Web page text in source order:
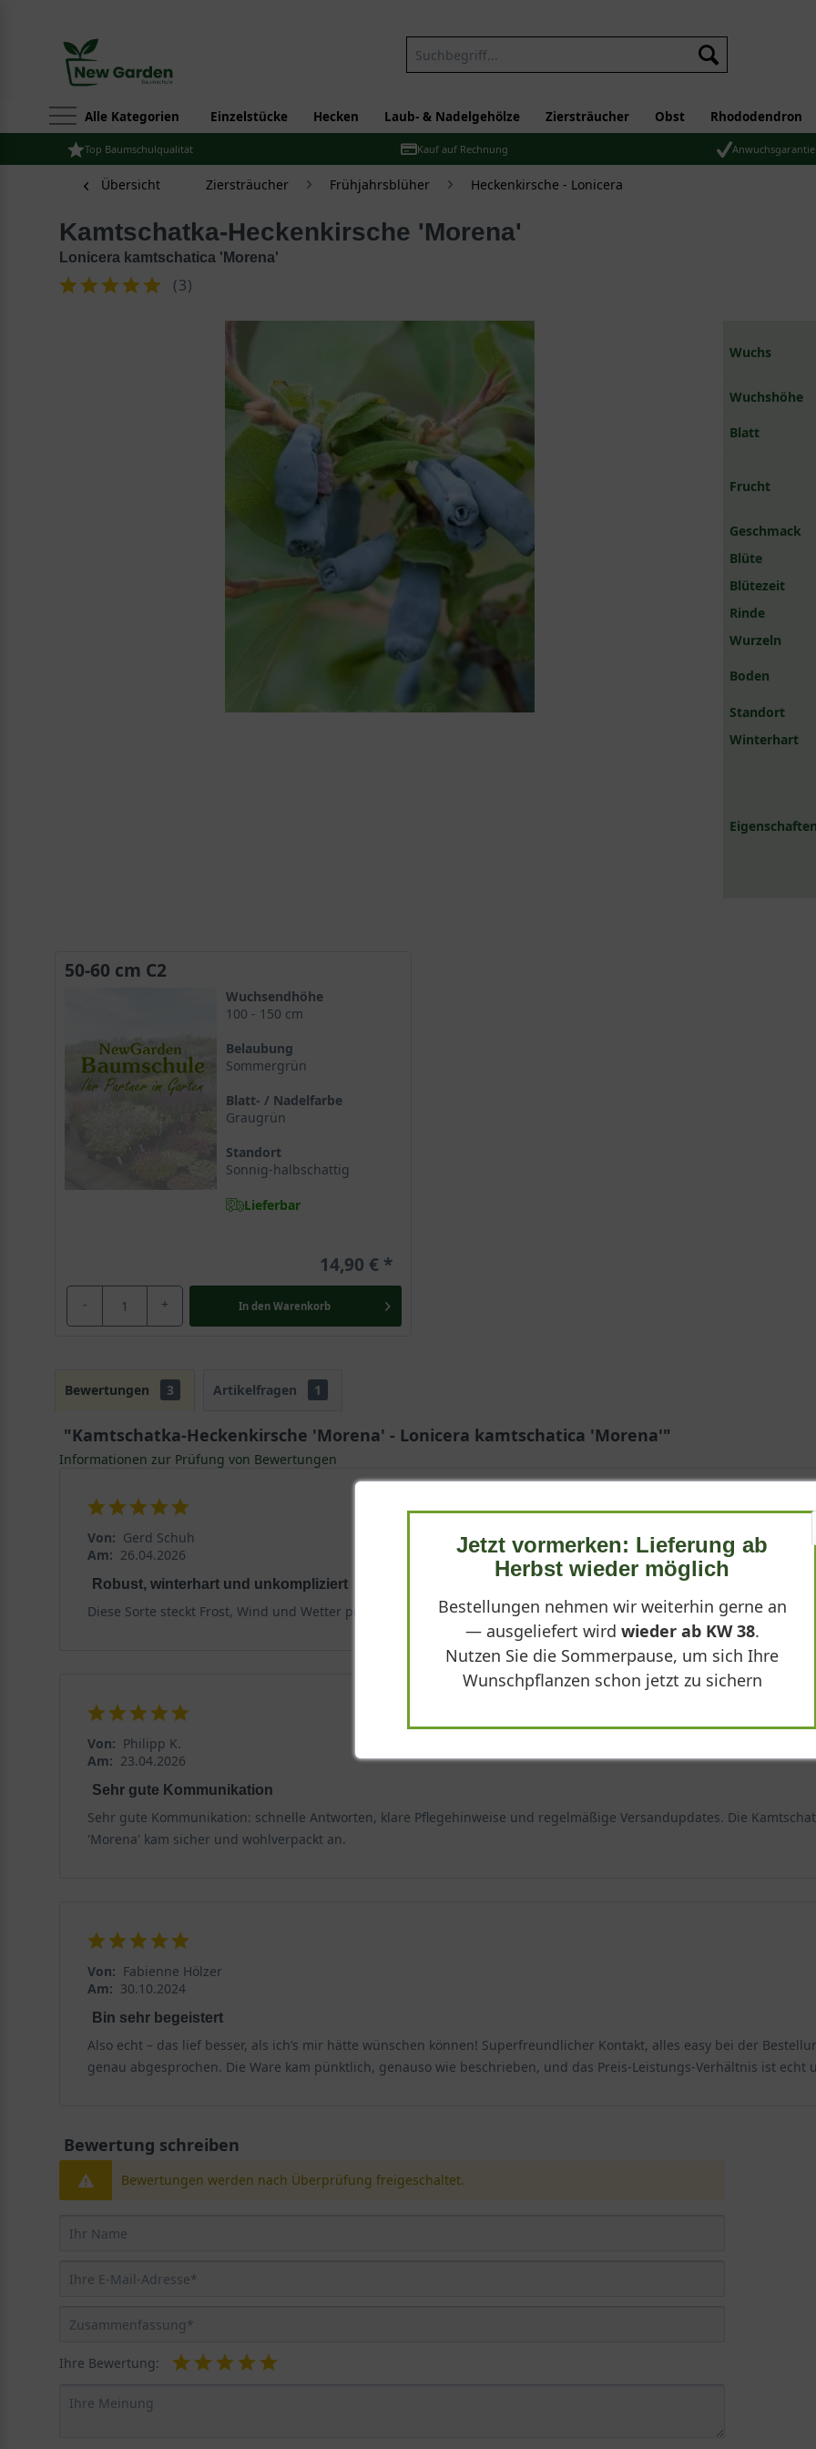
Alle Kategorien Einzelstücke Hecken Laub- & Nadelgehölze Ziersträucher Obst Rhododendron
Top Baumschulqualität Kauf auf Rechnung Anwuchsgarantie
Übersicht Ziersträucher Frühjahrsblüher Heckenkirsche - Lonicera
Kamtschatka-Heckenkirsche 'Morena'
Lonicera kamtschatica 'Morena'
(3)
Wuchs
Wuchshöhe
Blatt
Frucht
Geschmack
Blüte
Blütezeit
Rinde
Wurzeln
Boden
Standort
Winterhart
50-60 cm C2
Wuchsendhöhe
100 - 150 cm
Belaubung
Sommergrün
Blatt- / Nadelfarbe
Graugrün
Standort
Sonnig-halbschattig
Lieferbar
14,90 €
- + In den Warenkorb
Bewertungen 3 Artikelfragen 1
"Kamtschatka-Heckenkirsche 'Morena' - Lonicera kamtschatica 'Morena'"
Informationen zur Prüfung von Bewertungen
Von: Gerd Schuh
Am: 26.04.2026
Robust, winterhart und unkompliziert
Diese Sorte steckt Frost, Wind und Wetter problemlos weg und zeigt sich extrem zuverlässig.
Von: Philipp K.
Am: 23.04.2026
Sehr gute Kommunikation
Sehr gute Kommunikation: schnelle Antworten, klare Pflegehinweise und regelmäßige Versandupdates. Die
'Morena' kam sicher und wohlverpackt an.
Von: Fabienne Hölzer
Am: 30.10.2024
Bin sehr begeistert
Also echt – das lief besser, als ich’s mir hätte wünschen können! Superfreundlicher Kontakt, alles easy bei der
genau abgesprochen. Die Ware kam pünktlich, genauso wie beschrieben, und das Preis-Leistungs-Verhältnis ist echt
Bewertung schreiben
Bewertungen werden nach Überprüfung freigeschaltet.
Ihre Bewertung:
Jetzt vormerken: Lieferung ab
Herbst wieder möglich
Bestellungen nehmen wir weiterhin gerne an
— ausgeliefert wird wieder ab KW 38.
Nutzen Sie die Sommerpause, um sich Ihre
Wunschpflanzen schon jetzt zu sichern